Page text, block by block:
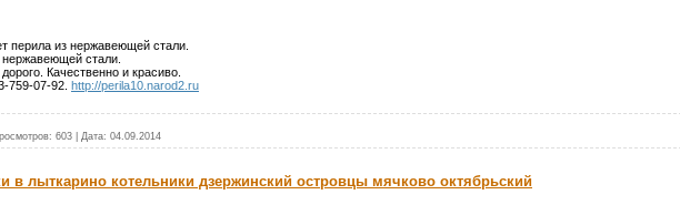
перила из нержавеющей стали.
стали.
Качественно и красиво.
759-07-92. http://perila10.narod2.ru
603 Дата: 04.09.2014
в лыткарино котельники дзержинский островцы мячково октябрьский